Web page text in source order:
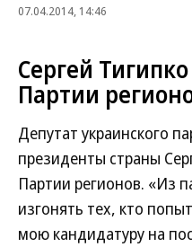
07.04.2014, 14:46
Сергей
Партии
Депутат украинского
президенты страны
Партии регионов. «Из
изгонять тех, кто
мою кандидатуру на